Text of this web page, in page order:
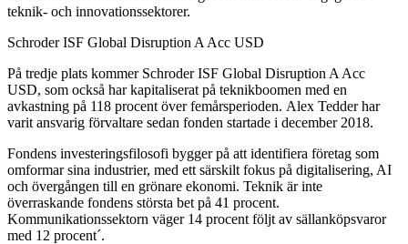
teknik- och innovationssektorer.
Schroder ISF Global Disruption A Acc USD
På tredje plats kommer Schroder ISF Global Disruption A Acc
USD, som också har kapitaliserat på teknikboomen med en
avkastning på 118 procent över femårsperioden. Alex Tedder har
varit ansvarig förvaltare sedan fonden startade i december 2018.
Fondens investeringsfilosofi bygger på att identifiera företag som
omformar sina industrier, med ett särskilt fokus på digitalisering, AI
och övergången till en grönare ekonomi. Teknik är inte
överraskande fondens största bet på 41 procent.
Kommunikationssektorn väger 14 procent följt av sällanköpsvaror
med 12 procent´.